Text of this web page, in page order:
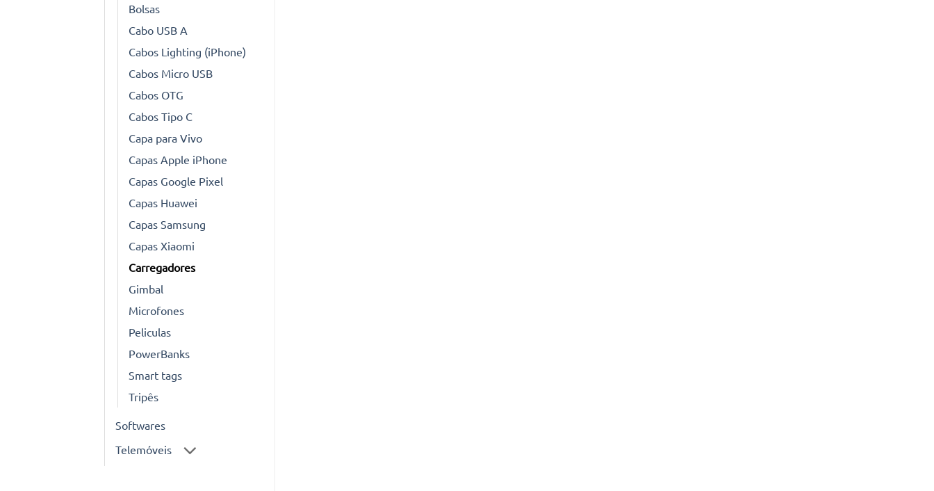
Bolsas
Cabo USB A
Cabos Lighting (iPhone)
Cabos Micro USB
Cabos OTG
Cabos Tipo C
Capa para Vivo
Capas Apple iPhone
Capas Google Pixel
Capas Huawei
Capas Samsung
Capas Xiaomi
Carregadores
Gimbal
Microfones
Peliculas
PowerBanks
Smart tags
Tripês
Softwares
Telemóveis